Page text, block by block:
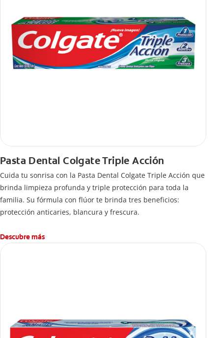
Pasta Dental Colgate Triple Acción
Cuida tu sonrisa con la Pasta Dental Colgate Triple Acción que
brinda limpieza profunda y triple protección para toda la
familia. Su fórmula con flúor te brinda tres beneficios:
protección anticaries, blancura y frescura.
Descubre más